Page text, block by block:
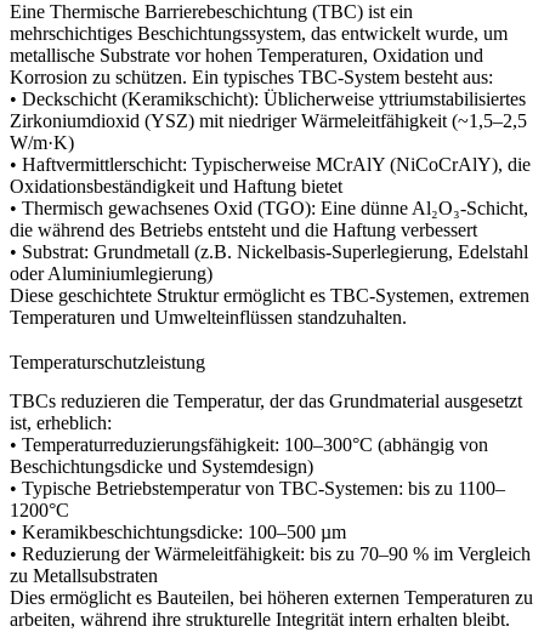
Eine Thermische Barrierebeschichtung (TBC) ist ein
mehrschichtiges Beschichtungssystem, das entwickelt wurde, um
metallische Substrate vor hohen Temperaturen, Oxidation und
Korrosion zu schützen. Ein typisches TBC-System besteht aus:
• Deckschicht (Keramikschicht): Üblicherweise yttriumstabilisiertes
Zirkoniumdioxid (YSZ) mit niedriger Wärmeleitfähigkeit (~1,5–2,5
W/m·K)
• Haftvermittlerschicht: Typischerweise MCrAlY (NiCoCrAlY), die
Oxidationsbeständigkeit und Haftung bietet
• Thermisch gewachsenes Oxid (TGO): Eine dünne Al₂O₃-Schicht,
die während des Betriebs entsteht und die Haftung verbessert
• Substrat: Grundmetall (z.B. Nickelbasis-Superlegierung, Edelstahl
oder Aluminiumlegierung)
Diese geschichtete Struktur ermöglicht es TBC-Systemen, extremen
Temperaturen und Umwelteinflüssen standzuhalten.
Temperaturschutzleistung
TBCs reduzieren die Temperatur, der das Grundmaterial ausgesetzt
ist, erheblich:
• Temperaturreduzierungsfähigkeit: 100–300°C (abhängig von
Beschichtungsdicke und Systemdesign)
• Typische Betriebstemperatur von TBC-Systemen: bis zu 1100–
1200°C
• Keramikbeschichtungsdicke: 100–500 µm
• Reduzierung der Wärmeleitfähigkeit: bis zu 70–90 % im Vergleich
zu Metallsubstraten
Dies ermöglicht es Bauteilen, bei höheren externen Temperaturen zu
arbeiten, während ihre strukturelle Integrität intern erhalten bleibt.